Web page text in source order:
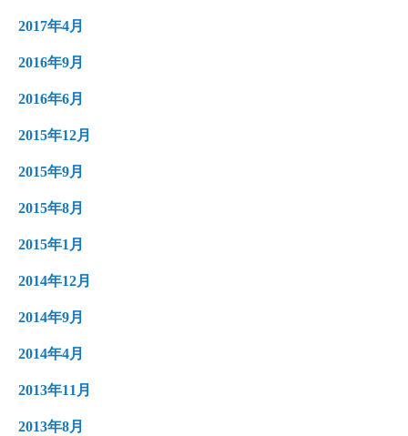
2017年4月
2016年9月
2016年6月
2015年12月
2015年9月
2015年8月
2015年1月
2014年12月
2014年9月
2014年4月
2013年11月
2013年8月